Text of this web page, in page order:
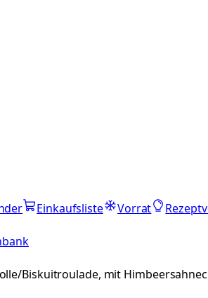
Einkaufsliste Vorrat
Biskuitroulade, mit